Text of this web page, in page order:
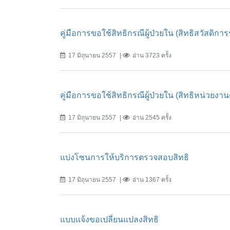
คู่มือการขอใช้สิทธิกรณีผู้ป่วยใน (สิทธิสวัสดิการ
17 มิถุนายน 2557 อ่าน 3723 ครั้ง
คู่มือการขอใช้สิทธิกรณีผู้ป่วยใน (สิทธิหน่วยงา
17 มิถุนายน 2557 อ่าน 2545 ครั้ง
แบ่งโซนการให้บริการตรวจสอบสิทธิ
17 มิถุนายน 2557 อ่าน 1367 ครั้ง
แบบแจ้งขอเปลี่ยนแปลงสิทธิ